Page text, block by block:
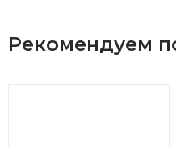
Рекомендуем